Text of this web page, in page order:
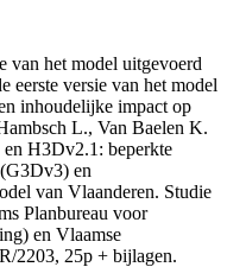
van het model uitgevoerd
eerste versie van het model
inhoudelijke impact op
L., Van Baelen K.
H3Dv2.1: beperkte
en
van Vlaanderen. Studie
Planbureau voor
en Vlaamse
2203, 25p + bijlagen.